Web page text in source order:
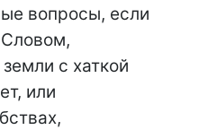
вопросы, если
с хаткой
или